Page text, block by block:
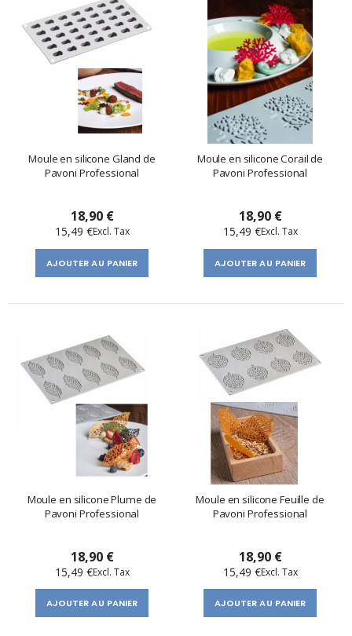
Moule en silicone Gland de
Pavoni Professional
18,90 €
15,49 €
AJOUTER AU PANIER
Moule en silicone Corail de
Pavoni Professional
18,90 €
15,49 €
AJOUTER AU PANIER
Moule en silicone Plume de
Pavoni Professional
18,90 €
15,49 €
AJOUTER AU PANIER
Moule en silicone Feuille de
Pavoni Professional
18,90 €
15,49 €
AJOUTER AU PANIER